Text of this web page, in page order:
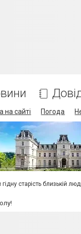
на сайті Погода
старість близькій